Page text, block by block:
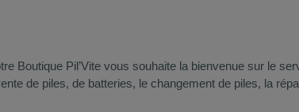
Boutique Pil’Vite vous souhaite la bienvenue sur le
de piles, de batteries, le changement de piles, la